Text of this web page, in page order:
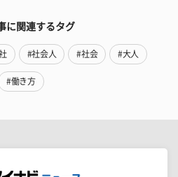
に関連するタグ
#社会人 #社会 #大人
#働き方